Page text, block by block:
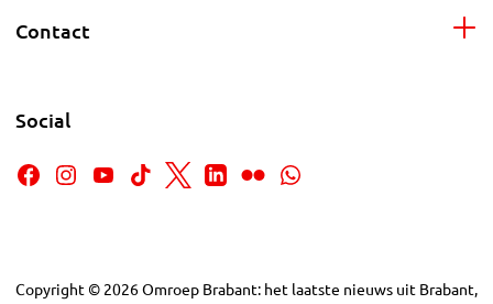
Contact
Social
Copyright © 2026Omroep Brabant: het laatste nieuws uit Brabant,